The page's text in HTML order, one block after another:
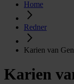
Home
Redner
Karien van
Karien